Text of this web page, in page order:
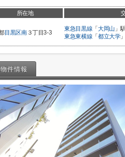
所在地
目黒区南３丁目3-3
東急目黒線 「 大岡山 」
東急東横線 「 都立大学
物件情報